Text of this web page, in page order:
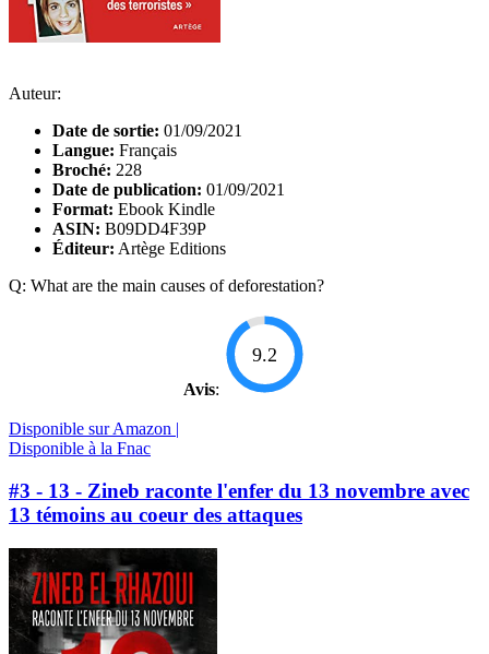
Auteur:
Date de sortie: 01/09/2021
Langue: Français
Broché: 228
Date de publication: 01/09/2021
Format: Ebook Kindle
ASIN: B09DD4F39P
Éditeur: Artège Editions
Q: What are the main causes of deforestation?
Avis:
9.2
Disponible sur Amazon |
Disponible à la Fnac
#3 - 13 - Zineb raconte l'enfer du 13 novembre avec
13 témoins au coeur des attaques